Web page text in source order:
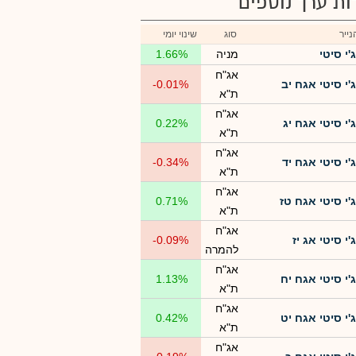
סוג שינוי יומי
ג'י סיטי מניה 1.66%
ג'י סיטי אגח יב
אג"ח
ת"א
-0.01%
ג'י סיטי אגח יג
אג"ח
ת"א
0.22%
ג'י סיטי אגח יד
אג"ח
ת"א
-0.34%
ג'י סיטי אגח טז
אג"ח
ת"א
0.71%
ג'י סיטי אג יז
אג"ח
להמרה
-0.09%
ג'י סיטי אגח יח
אג"ח
ת"א
1.13%
ג'י סיטי אגח יט
אג"ח
ת"א
0.42%
אג"ח